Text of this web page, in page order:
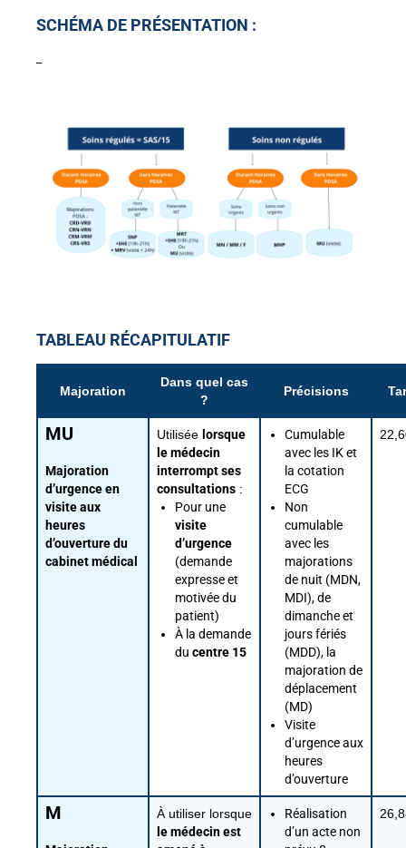
SCHÉMA DE PRÉSENTATION :
TABLEAU RÉCAPITULATIF
Majoration
Dans quel cas
?
Précisions
MU
Majoration
d’urgence en
visite aux
heures
d’ouverture du
cabinet médical
Utilisée lorsque
le médecin
interrompt ses
consultations :
Pour une
visite
d’urgence
(demande
expresse et
motivée du
patient)
À la demande
du centre 15
Cumulable
avec les IK et
la cotation
ECG
Non
cumulable
avec les
majorations
de nuit (MDN,
MDI), de
dimanche et
jours fériés
(MDD), la
majoration de
déplacement
(MD)
Visite
d’urgence aux
heures
d’ouverture
M
À utiliser lorsque
le médecin est
Réalisation
d’un acte non